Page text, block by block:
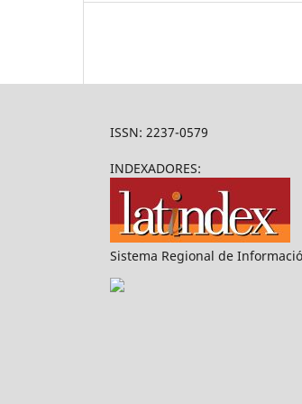
ISSN: 2237-0579
INDEXADORES:
Sistema Regional de